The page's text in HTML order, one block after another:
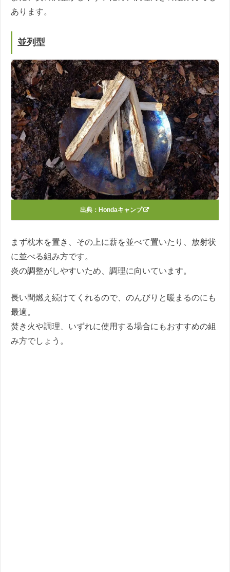
あります。
並列型
出典： Hondaキャンプ
まず枕木を置き、その上に薪を並べて置いたり、放射状
に並べる組み方です。
炎の調整がしやすいため、調理に向いています。
長い間燃え続けてくれるので、のんびりと暖まるのにも
最適。
焚き火や調理、いずれに使用する場合にもおすすめの組
み方でしょう。